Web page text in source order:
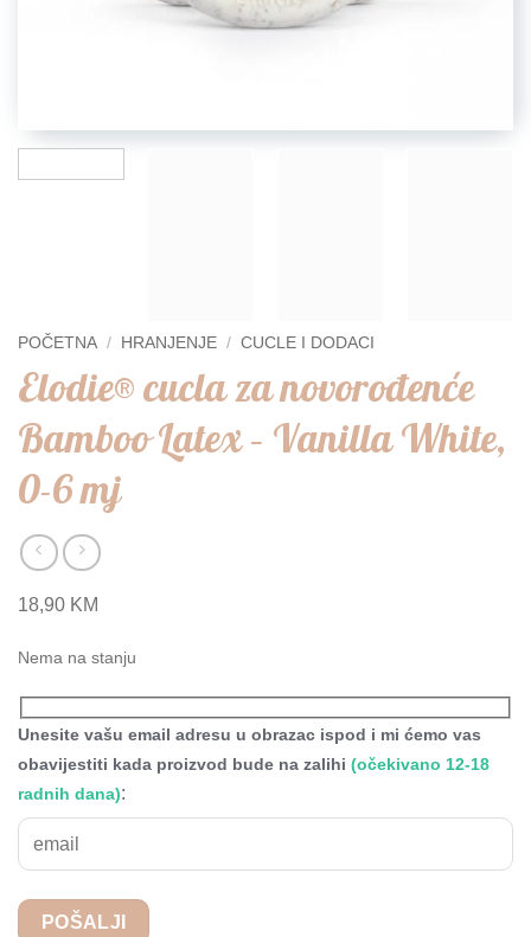
POČETNA / HRANJENJE / CUCLE I DODACI
Elodie® cucla za novorođenće
Bamboo Latex – Vanilla White,
0-6 mj
18,90 KM
Nema na stanju
Unesite vašu email adresu u obrazac ispod i mi ćemo vas
obavijestiti kada proizvod bude na zalihi (očekivano 12-18
radnih dana):